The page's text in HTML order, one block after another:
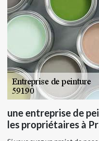
une entreprise de
les propriétaires à